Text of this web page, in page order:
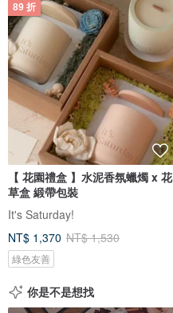
89 折
【 花園禮盒 】水泥香氛蠟燭 x 花
草盒 緞帶包裝
It's Saturday!
NT$ 1,370 NT$ 1,530
綠色友善
你是不是想找